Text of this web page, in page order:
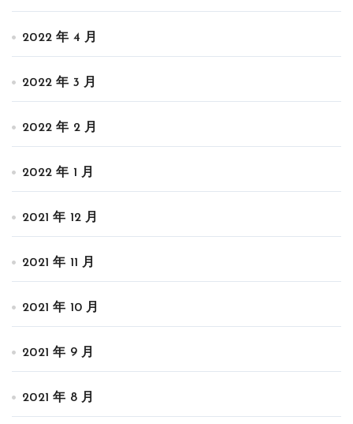
2022 年 4 月
2022 年 3 月
2022 年 2 月
2022 年 1 月
2021 年 12 月
2021 年 11 月
2021 年 10 月
2021 年 9 月
2021 年 8 月